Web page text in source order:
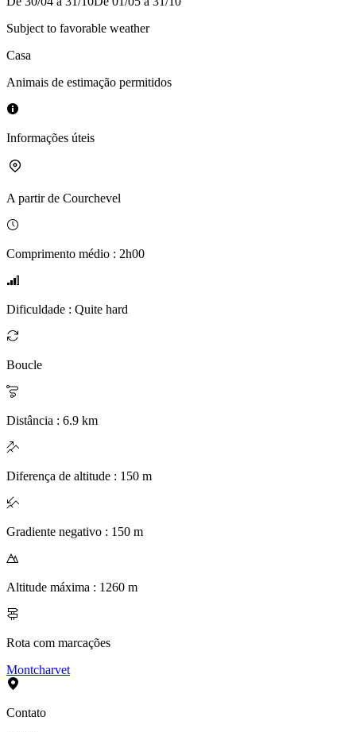
Subject to favorable weather
Casa
Animais de estimação permitidos
Informações úteis
A partir de Courchevel
Comprimento médio : 2h00
Dificuldade : Quite hard
Boucle
Distância : 6.9 km
Diferença de altitude : 150 m
Gradiente negativo : 150 m
Altitude máxima : 1260 m
Rota com marcações
Montcharvet
Contato